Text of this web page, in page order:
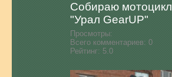
Собираю мотоцикл
"Урал GearUP"
Просмотры:
Всего комментариев: 0
Рейтинг: 5.0